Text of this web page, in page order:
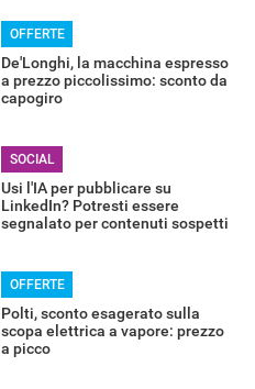
OFFERTE
De'Longhi, la macchina espresso
a prezzo piccolissimo: sconto da
capogiro
SOCIAL
Usi l'IA per pubblicare su
LinkedIn? Potresti essere
segnalato per contenuti sospetti
OFFERTE
Polti, sconto esagerato sulla
scopa elettrica a vapore: prezzo
a picco